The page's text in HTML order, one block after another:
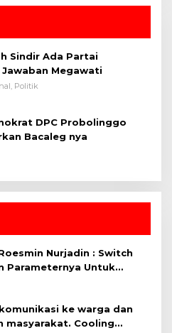
Sindir Ada Partai
Megawati
Politik
DPC Probolinggo
Bacaleg nya
Nurjadin : Switch
Parameternya Untuk
✈
ke warga dan
masyarakat. Cooling